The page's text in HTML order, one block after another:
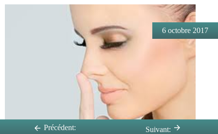
6 octobre 2017
Précédent: Suivant: